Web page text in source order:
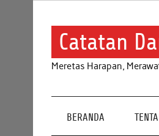
Catatan
Meretas Harapan,
BERANDA